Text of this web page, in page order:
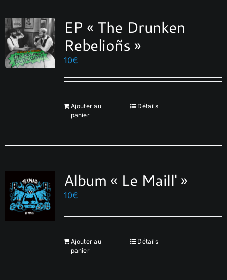
EP « The Drunken
Rebelioñs »
10€
Ajouter au
panier
Détails
Album « Le Maill' »
10€
Ajouter au
panier
Détails